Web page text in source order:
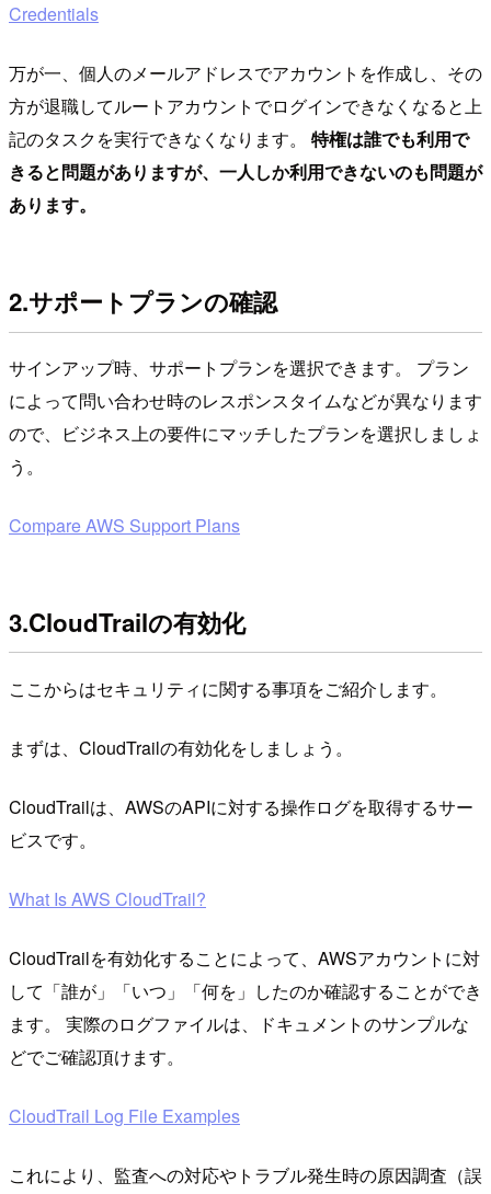
Credentials
万が一、個人のメールアドレスでアカウントを作成し、その
方が退職してルートアカウントでログインできなくなると上
記のタスクを実行できなくなります。 特権は誰でも利用で
きると問題がありますが、一人しか利用できないのも問題が
あります。
2.サポートプランの確認
サインアップ時、サポートプランを選択できます。 プラン
によって問い合わせ時のレスポンスタイムなどが異なります
ので、ビジネス上の要件にマッチしたプランを選択しましょ
う。
Compare AWS Support Plans
3.CloudTrailの有効化
ここからはセキュリティに関する事項をご紹介します。
まずは、CloudTrailの有効化をしましょう。
CloudTrailは、AWSのAPIに対する操作ログを取得するサー
ビスです。
What Is AWS CloudTrail?
CloudTrailを有効化することによって、AWSアカウントに対
して「誰が」「いつ」「何を」したのか確認することができ
ます。 実際のログファイルは、ドキュメントのサンプルな
どでご確認頂けます。
CloudTrail Log File Examples
これにより、監査への対応やトラブル発生時の原因調査（誤